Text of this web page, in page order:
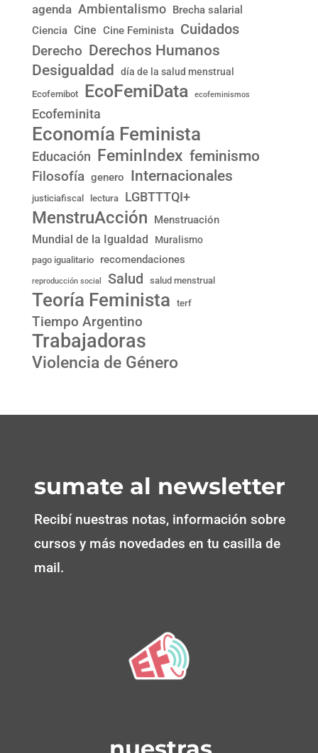
agenda Ambientalismo Brecha salarial
Ciencia Cine Cine Feminista Cuidados
Derecho Derechos Humanos
Desigualdad día de la salud menstrual
Ecofemibot EcoFemiData ecofeminismos
Ecofeminita
Economía Feminista
Educación FeminIndex feminismo
Filosofía genero Internacionales
justiciafiscal lectura LGBTTTQI+
MenstruAcción Menstruación
Mundial de la Igualdad Muralismo
pago igualitario recomendaciones
reproducción social Salud salud menstrual
Teoría Feminista terf
Tiempo Argentino
Trabajadoras
Violencia de Género
sumate al newsletter
Recibí nuestras notas, información sobre
cursos y más novedades en tu casilla de
mail.